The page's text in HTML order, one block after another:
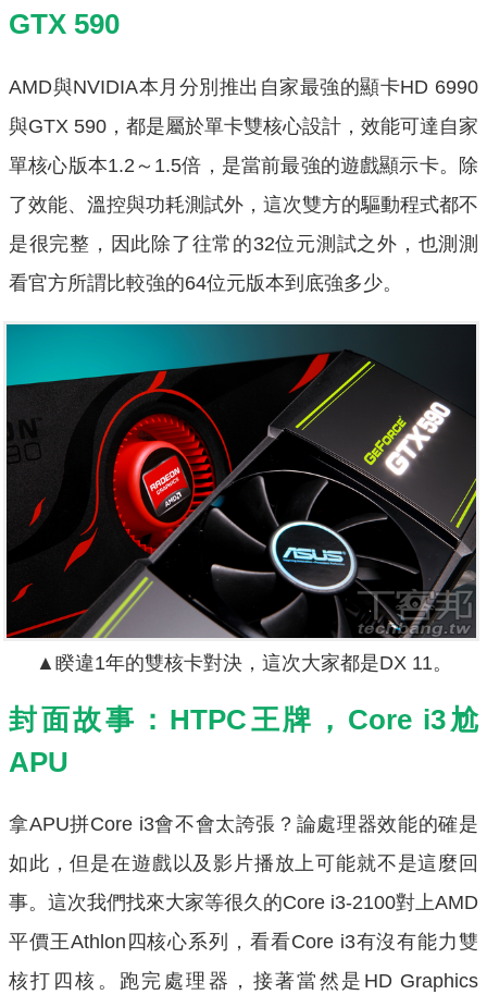
GTX 590
AMD與NVIDIA本月分別推出自家最強的顯卡HD 6990
與GTX 590，都是屬於單卡雙核心設計，效能可達自家
單核心版本1.2～1.5倍，是當前最強的遊戲顯示卡。除
了效能、溫控與功耗測試外，這次雙方的驅動程式都不
是很完整，因此除了往常的32位元測試之外，也測測
看官方所謂比較強的64位元版本到底強多少。
▲睽違1年的雙核卡對決，這次大家都是DX 11。
封面故事：HTPC王牌，Core i3尬
APU
拿APU拼Core i3會不會太誇張？論處理器效能的確是
如此，但是在遊戲以及影片播放上可能就不是這麼回
事。這次我們找來大家等很久的Core i3-2100對上AMD
平價王Athlon四核心系列，看看Core i3有沒有能力雙
核打四核。跑完處理器，接著當然是HD Graphics